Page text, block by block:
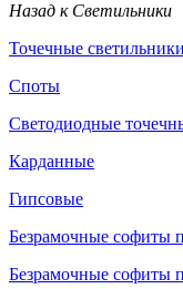
Назад к Светильники
Точечные
Споты
Светодиодные
Карданные
Гипсовые
Безрамочные софиты
Безрамочные софиты